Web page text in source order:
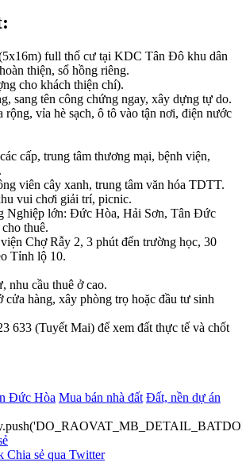
full thổ cư tại KDC Tân Đô khu dân
thiện, sổ hồng riêng.
cho khách thiện chí).
sang tên công chứng ngay, xây dựng tự do.
vỉa hè sạch, ô tô vào tận nơi, điện nước
cấp, trung tâm thương mại, bệnh viện,
viên cây xanh, trung tâm văn hóa TDTT.
vui chơi giải trí, picnic.
Nghiệp lớn: Đức Hòa, Hải Sơn, Tân Đức
thuê.
Chợ Rẫy 2, 3 phút đến trường học, 30
Tỉnh lộ 10.
nhu cầu thuê ở cao.
cửa hàng, xây phòng trọ hoặc đầu tư sinh
633 (Tuyết Mai) để xem đất thực tế và chốt
Đức Hòa Mua bán nhà đất Đất, nền dự án
Chia sẻ qua Twitter